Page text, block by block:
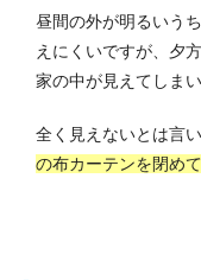
昼間の外が明るいう
えにくいですが、夕
家の中が見えてしまい
全く見えないとは言い
の布カーテンを閉め